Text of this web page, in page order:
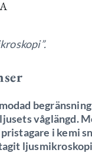
våglängd.
i kemi